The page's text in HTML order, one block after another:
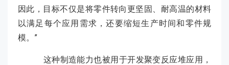
因此，目标不仅是将零件转向更坚固、耐高温的材料
以满足每个应用需求，还要缩短生产时间和零件规
模。”
这种制造能力也被用于开发聚变反应堆应用，